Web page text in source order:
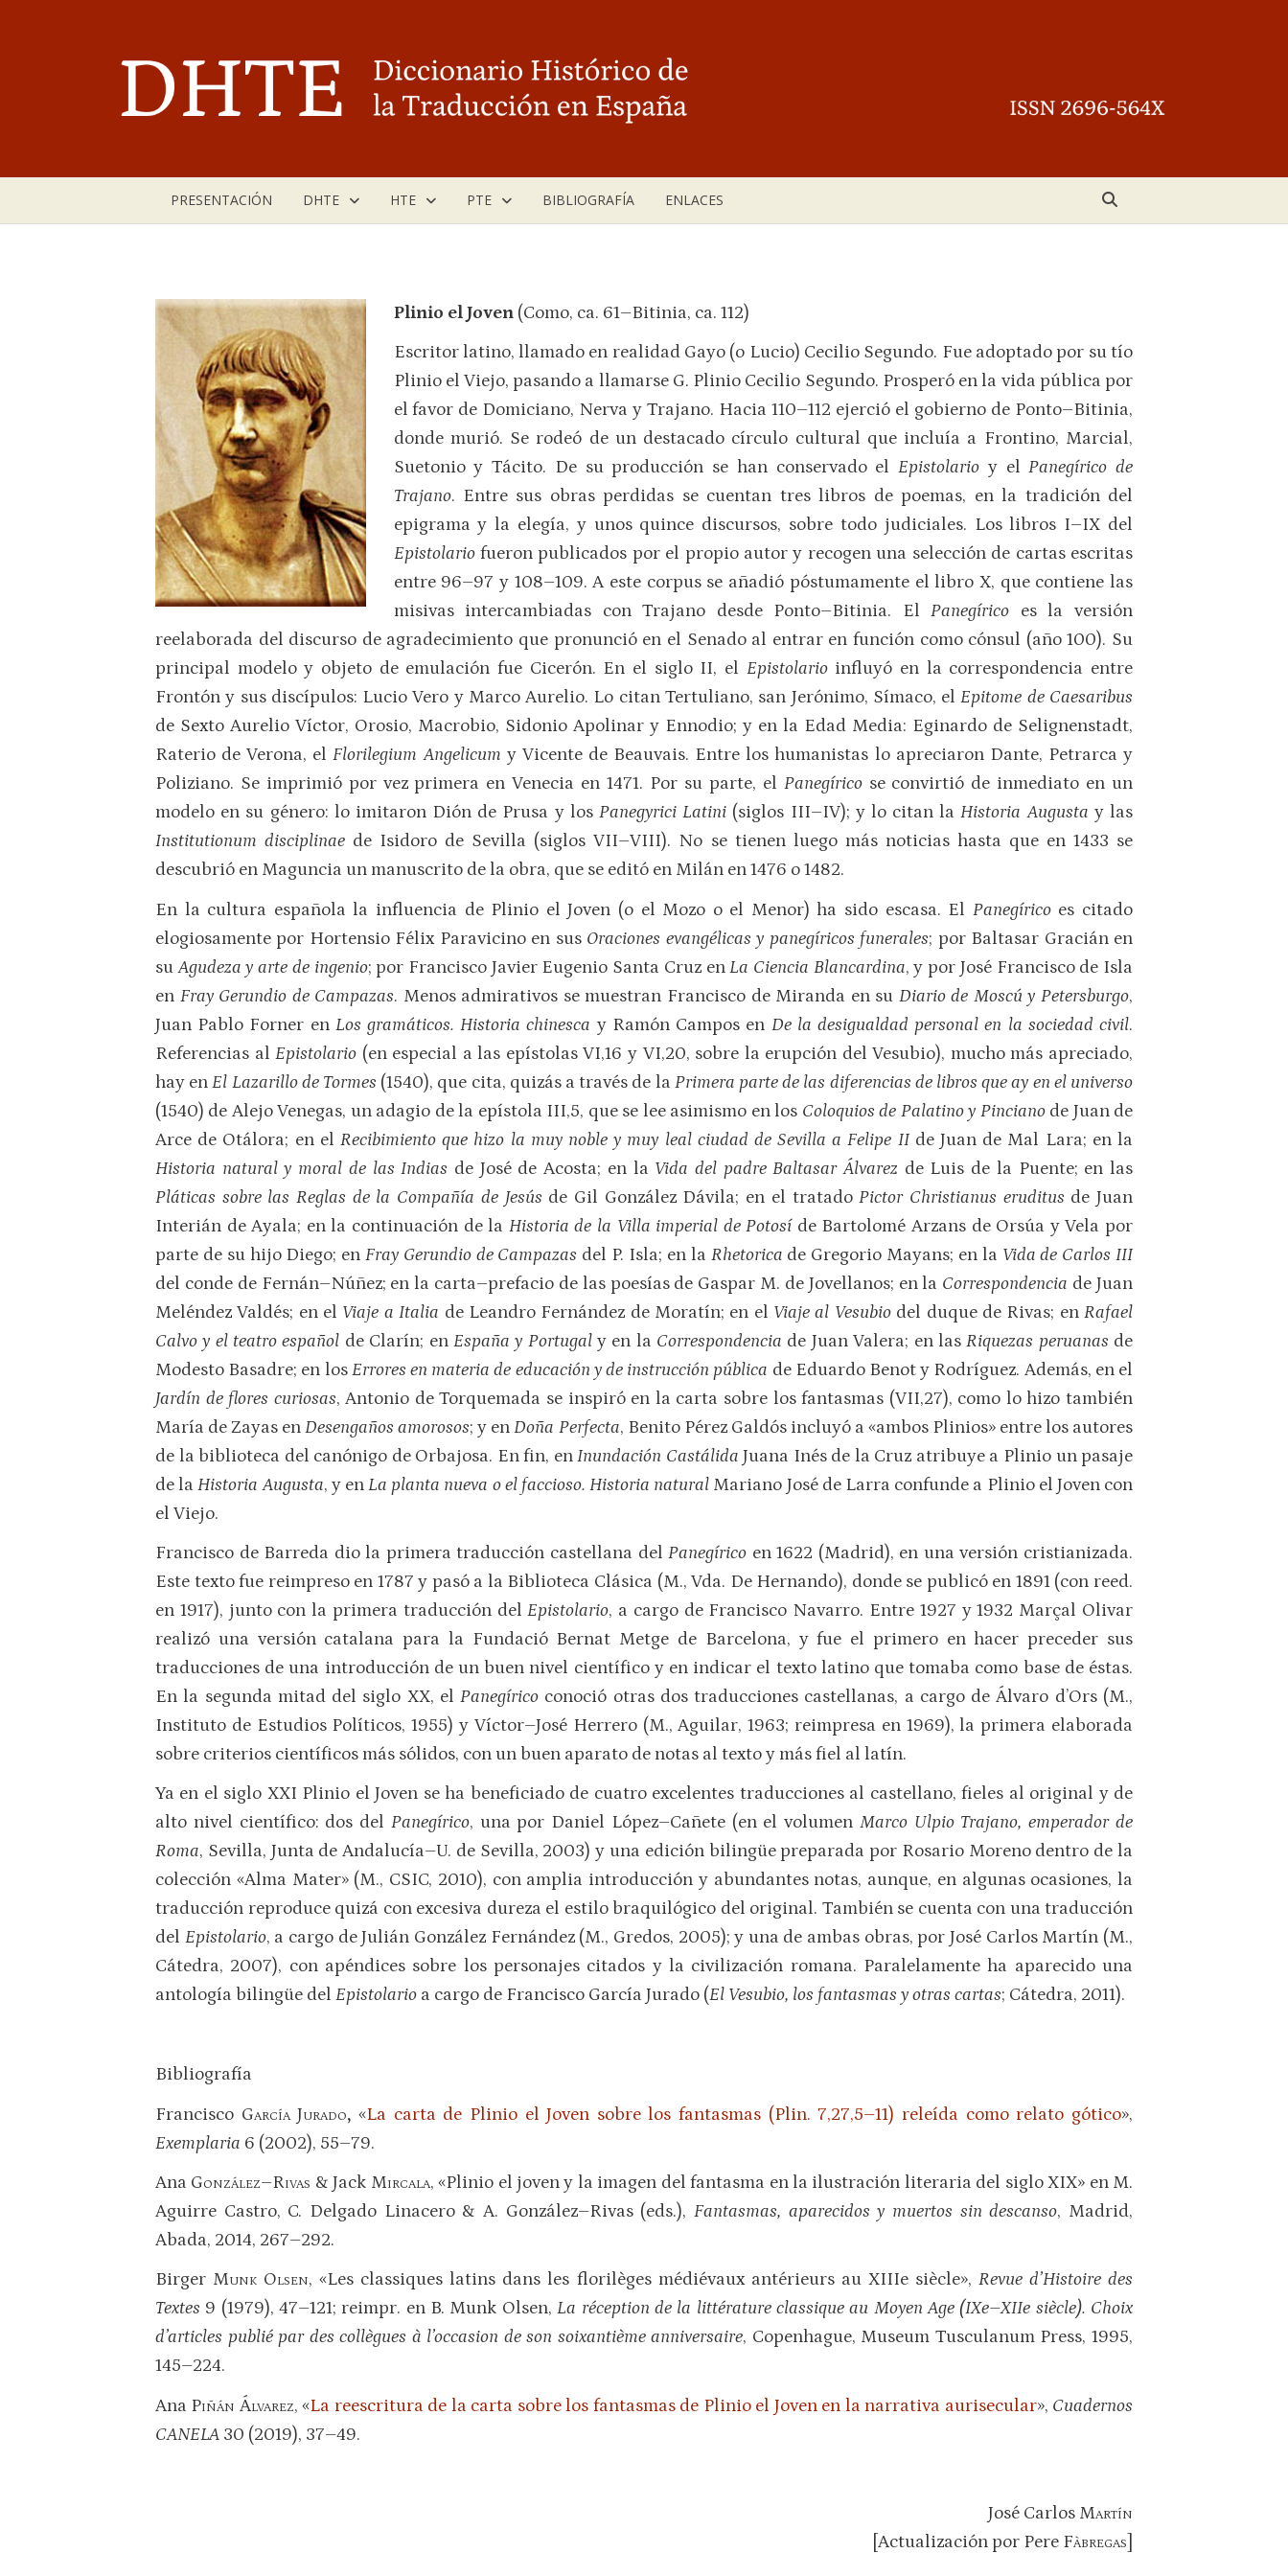
PRESENTACIÓN DHTE HTE PTE BIBLIOGRAFÍA ENLACES
Plinio el Joven (Como, ca. 61–Bitinia, ca. 112)
Escritor latino, llamado en realidad Gayo (o Lucio) Cecilio Segundo. Fue adoptado por su tío
Plinio el Viejo, pasando a llamarse G. Plinio Cecilio Segundo. Prosperó en la vida pública por
el favor de Domiciano, Nerva y Trajano. Hacia 110–112 ejerció el gobierno de Ponto–Bitinia,
donde murió. Se rodeó de un destacado círculo cultural que incluía a Frontino, Marcial,
Suetonio y Tácito. De su producción se han conservado el Epistolario y elPanegírico de
Trajano. Entre sus obras perdidas se cuentan tres libros de poemas, en la tradición del
epigrama y la elegía, y unos quince discursos, sobre todo judiciales. Los libros I–IX del
Epistolario fueron publicados por el propio autor y recogen una selección de cartas escritas
entre 96–97 y 108–109. A este corpus se añadió póstumamente el libro X, que contiene las
misivas intercambiadas con Trajano desde Ponto–Bitinia. ElPanegírico es la versión
reelaborada del discurso de agradecimiento que pronunció en el Senado al entrar en función como cónsul (año 100). Su
principal modelo y objeto de emulación fue Cicerón. En el siglo II, el Epistolario influyó en la correspondencia entre
Frontón y sus discípulos: Lucio Vero y Marco Aurelio. Lo citan Tertuliano, san Jerónimo, Símaco, elEpitome de Caesaribus
de Sexto Aurelio Víctor, Orosio, Macrobio, Sidonio Apolinar y Ennodio; y en la Edad Media: Eginardo de Selignenstadt,
Raterio de Verona, elFlorilegium Angelicum y Vicente de Beauvais. Entre los humanistas lo apreciaron Dante, Petrarca y
Poliziano. Se imprimió por vez primera en Venecia en 1471. Por su parte, el Panegírico se convirtió de inmediato en un
modelo en su género: lo imitaron Dión de Prusa y los Panegyrici Latini (siglos III–IV); y lo citan laHistoria Augusta y las
Institutionum disciplinae de Isidoro de Sevilla (siglos VII–VIII). No se tienen luego más noticias hasta que en 1433 se
descubrió en Maguncia un manuscrito de la obra, que se editó en Milán en 1476 o 1482.
En la cultura española la influencia de Plinio el Joven (o el Mozo o el Menor) ha sido escasa. El Panegírico es citado
elogiosamente por Hortensio Félix Paravicino en sus Oraciones evangélicas y panegíricos funerales; por Baltasar Gracián en
suAgudeza y arte de ingenio; por Francisco Javier Eugenio Santa Cruz enLa Ciencia Blancardina, y por José Francisco de Isla
en Fray Gerundio de Campazas. Menos admirativos se muestran Francisco de Miranda en su Diario de Moscú y Petersburgo,
Juan Pablo Forner en Los gramáticos. Historia chinesca y Ramón Campos en De la desigualdad personal en la sociedad civil.
Referencias alEpistolario (en especial a las epístolas VI,16 y VI,20, sobre la erupción del Vesubio), mucho más apreciado,
hay enEl Lazarillo de Tormes (1540), que cita, quizás a través de la Primera parte de las diferencias de libros que ay en el universo
(1540) de Alejo Venegas, un adagio de la epístola III,5, que se lee asimismo en los Coloquios de Palatino y Pinciano de Juan de
Arce de Otálora; en el Recibimiento que hizo la muy noble y muy leal ciudad de Sevilla a Felipe II de Juan de Mal Lara; en la
Historia natural y moral de las Indias de José de Acosta; en la Vida del padre Baltasar Álvarez de Luis de la Puente; en las
Pláticas sobre las Reglas de la Compañía de Jesús de Gil González Dávila; en el tratadoPictor Christianus eruditus de Juan
Interián de Ayala; en la continuación de la Historia de la Villa imperial de Potosí de Bartolomé Arzans de Orsúa y Vela por
parte de su hijo Diego; en Fray Gerundio de Campazas del P. Isla; en la Rhetorica de Gregorio Mayans; en la Vida de Carlos III
del conde de Fernán–Núñez; en la carta–prefacio de las poesías de Gaspar M. de Jovellanos; en la Correspondencia de Juan
Meléndez Valdés; en el Viaje a Italia de Leandro Fernández de Moratín; en el Viaje al Vesubio del duque de Rivas; enRafael
Calvo y el teatro español de Clarín; en España y Portugaly en la Correspondencia de Juan Valera; en lasRiquezas peruanas de
Modesto Basadre; en losErrores en materia de educación y de instrucción pública de Eduardo Benot y Rodríguez. Además, en el
Jardín de flores curiosas, Antonio de Torquemada se inspiró en la carta sobre los fantasmas (VII,27), como lo hizo también
María de Zayas enDesengaños amorosos; y enDoña Perfecta, Benito Pérez Galdós incluyó a «ambos Plinios» entre los autores
de la biblioteca del canónigo de Orbajosa. En fin, enInundación CastálidaJuana Inés de la Cruz atribuye a Plinio un pasaje
de laHistoria Augusta, y enLa planta nueva o el faccioso. Historia natural Mariano José de Larra confunde a Plinio el Joven con
el Viejo.
Francisco de Barreda dio la primera traducción castellana delPanegírico en 1622 (Madrid), en una versión cristianizada.
Este texto fue reimpreso en 1787 y pasó a la Biblioteca Clásica (M., Vda. De Hernando), donde se publicó en 1891 (con reed.
en 1917), junto con la primera traducción delEpistolario, a cargo de Francisco Navarro. Entre 1927 y 1932 Marçal Olivar
realizó una versión catalana para la Fundació Bernat Metge de Barcelona, y fue el primero en hacer preceder sus
traducciones de una introducción de un buen nivel científico y en indicar el texto latino que tomaba como base de éstas.
En la segunda mitad del siglo XX, elPanegírico conoció otras dos traducciones castellanas, a cargo de Álvaro d’Ors (M.,
Instituto de Estudios Políticos, 1955) y Víctor–José Herrero (M., Aguilar, 1963; reimpresa en 1969), la primera elaborada
sobre criterios científicos más sólidos, con un buen aparato de notas al texto y más fiel al latín.
Ya en el siglo XXI Plinio el Joven se ha beneficiado de cuatro excelentes traducciones al castellano, fieles al original y de
alto nivel científico: dos del Panegírico, una por Daniel López–Cañete (en el volumen Marco Ulpio Trajano, emperador de
Roma, Sevilla, Junta de Andalucía–U. de Sevilla, 2003) y una edición bilingüe preparada por Rosario Moreno dentro de la
colección «Alma Mater» (M., CSIC, 2010), con amplia introducción y abundantes notas, aunque, en algunas ocasiones, la
traducción reproduce quizá con excesiva dureza el estilo braquilógico del original. También se cuenta con una traducción
del Epistolario, a cargo de Julián González Fernández (M., Gredos, 2005); y una de ambas obras, por José Carlos Martín (M.,
Cátedra, 2007), con apéndices sobre los personajes citados y la civilización romana. Paralelamente ha aparecido una
antología bilingüe del Epistolario a cargo de Francisco García Jurado (El Vesubio, los fantasmas y otras cartas; Cátedra, 2011).
Bibliografía
Francisco García Jurado, «La carta de Plinio el Joven sobre los fantasmas (Plin. 7,27,5–11) releída como relato gótico»,
Exemplaria 6 (2002), 55–79.
Ana González–Rivas & Jack Mircala, «Plinio el joven y la imagen del fantasma en la ilustración literaria del siglo XIX» en M.
Aguirre Castro, C. Delgado Linacero & A. González–Rivas (eds.), Fantasmas, aparecidos y muertos sin descanso, Madrid,
Abada, 2014, 267–292.
Birger Munk Olsen, «Les classiques latins dans les florilèges médiévaux antérieurs au XIIIe siècle», Revue d’Histoire des
Textes 9 (1979), 47–121; reimpr. en B. Munk Olsen,La réception de la littérature classique au Moyen Age (IXe–XIIe siècle). Choix
d’articles publié par des collègues à l’occasion de son soixantième anniversaire, Copenhague, Museum Tusculanum Press, 1995,
145–224.
Ana Piñán Álvarez, «La reescritura de la carta sobre los fantasmas de Plinio el Joven en la narrativa aurisecular», Cuadernos
CANELA 30 (2019), 37–49.
José Carlos Martín
[Actualización por Pere Fàbregas